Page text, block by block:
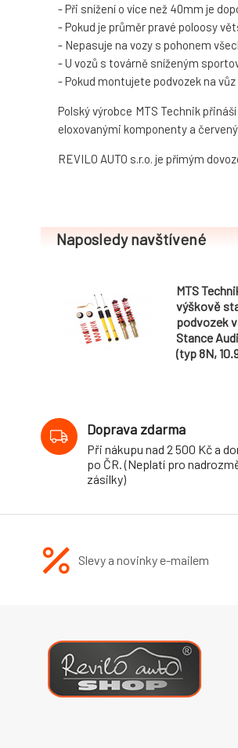
- Při snížení o více než 40mm je
- Pokud je průměr pravé poloosy
- Nepasuje na vozy s pohonem
- U vozů s továrně sníženým
- Pokud montujete podvozek na
Polský výrobce MTS Technik
eloxovanými komponenty a
REVILO AUTO s.r.o. je přímým
Naposledy navštívené
MTS
výškově
podvozek
Stance
(typ 8N,
Doprava zdarma
Při nákupu nad 2 500 Kč a
po ČR. (Neplatí pro
zásilky)
Slevy a novinky e-mailem